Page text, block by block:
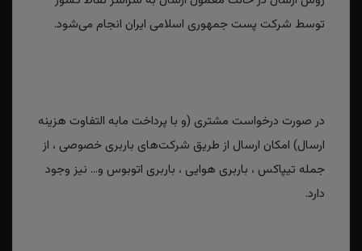
توسط شرکت پست جمهوری اسلامی ایران انجام می‌شود.
در صورت درخواست مشتری (و با پرداخت مابه التفاوت هزینه
ارسال) امکان ارسال از طریق شرکت‌های باربری خصوصی ، از
جمله تیپاکس ، باربری هوایی ، باربری اتوبوس و... نیز وجود
دارد.